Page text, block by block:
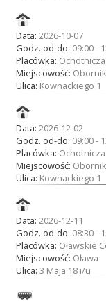
Data: 2026-10-07
Godz. od-do: 09:00 -
Placówka:
Miejscowość:
Ulica: Kownackiego 1
Data: 2026-12-02
Godz. od-do: 09:00 -
Placówka:
Miejscowość:
Ulica: Kownackiego 1
Data: 2026-12-11
Godz. od-do: 08:30 -
Placówka: Oławskie
Miejscowość: Oława
Ulica: 3 Maja 18 i/u